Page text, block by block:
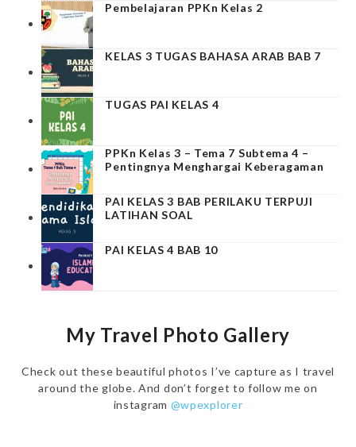
Pembelajaran PPKn Kelas 2
KELAS 3 TUGAS BAHASA ARAB BAB 7
TUGAS PAI KELAS 4
PPKn Kelas 3 – Tema 7 Subtema 4 –
Pentingnya Menghargai Keberagaman
PAI KELAS 3 BAB PERILAKU TERPUJI
LATIHAN SOAL
PAI KELAS 4 BAB 10
My Travel Photo Gallery
Check out these beautiful photos I’ve capture as I travel
around the globe. And don’t forget to follow me on
instagram @wpexplorer